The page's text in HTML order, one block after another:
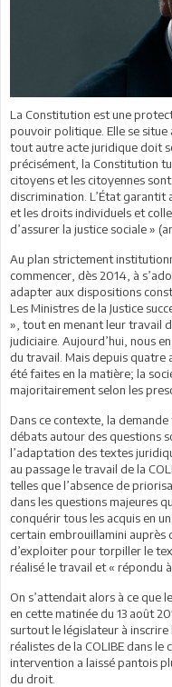
La Constitution est une
pouvoir politique. Elle se situe
tout autre acte juridique doit
précisément, la Constitution
citoyens et les citoyennes
discrimination. L’État garantit
et les droits individuels et
d’assurer la justice sociale »
Au plan strictement
commencer, dès 2014, à
adapter aux dispositions
Les Ministres de la Justice
», tout en menant leur travail
judiciaire. Aujourd’hui, nous
du travail. Mais depuis quatre
été faites en la matière; la
majoritairement selon les
Dans ce contexte, la
débats autour des questions
l’adaptation des textes
au passage le travail de la
telles que l’absence de
dans les questions majeures
conquérir tous les acquis en
certain embrouillamini auprès
d’exploiter pour torpiller le
réalisé le travail et « répondu
On s’attendait alors à ce que
en cette matinée du 13 août
surtout le législateur à
réalistes de la COLIBE dans
intervention a laissé pantois
du droit.